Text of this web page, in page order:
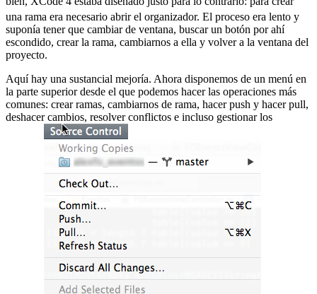
una rama era necesario abrir el organizador. El proceso era lento y
suponía tener que cambiar de ventana, buscar un botón por ahí
escondido, crear la rama, cambiarnos a ella y volver a la ventana del
proyecto.
Aquí hay una sustancial mejoría. Ahora disponemos de un menú en
la parte superior desde el que podemos hacer las operaciones más
comunes: crear ramas, cambiarnos de rama, hacer push y hacer pull,
deshacer cambios, resolver conflictos e incluso gestionar los